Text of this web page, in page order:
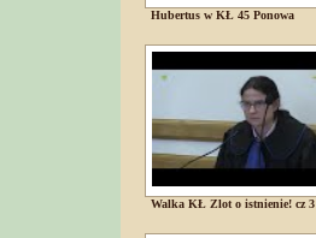
Hubertus w KŁ 45 Ponowa
Walka KŁ Zlot o istnienie! cz 3